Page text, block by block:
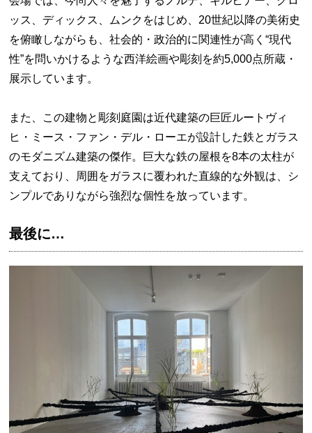
ッス、ディックス、ムンクをはじめ、20世紀以降の美術史
を俯瞰しながらも、社会的・政治的に関連性が高く“現代
性”を問いかけるような西洋絵画や彫刻を約5,000点所蔵・
展示しています。
また、この建物と彫刻庭園は近代建築の巨匠ルートヴィ
ヒ・ミース・ファン・デル・ローエが設計した鉄とガラス
のモダニズム建築の傑作。巨大な鉄の屋根を8本の太柱が
支えており、周囲をガラスに覆われた直線的な外観は、シ
ンプルでありながら強烈な個性を放っています。
最後に…